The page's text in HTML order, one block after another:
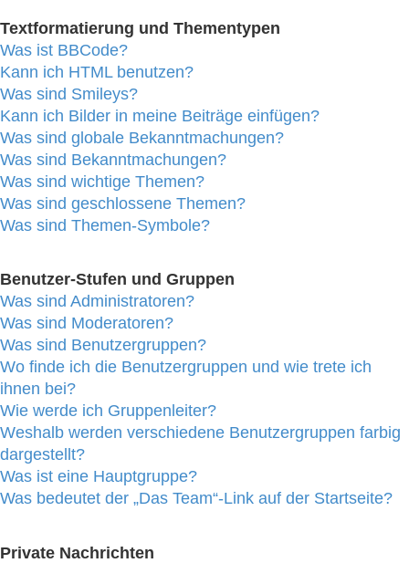
Textformatierung und Thementypen
Was ist BBCode?
Kann ich HTML benutzen?
Was sind Smileys?
Kann ich Bilder in meine Beiträge einfügen?
Was sind globale Bekanntmachungen?
Was sind Bekanntmachungen?
Was sind wichtige Themen?
Was sind geschlossene Themen?
Was sind Themen-Symbole?
Benutzer-Stufen und Gruppen
Was sind Administratoren?
Was sind Moderatoren?
Was sind Benutzergruppen?
Wo finde ich die Benutzergruppen und wie trete ich
ihnen bei?
Wie werde ich Gruppenleiter?
Weshalb werden verschiedene Benutzergruppen farbig
dargestellt?
Was ist eine Hauptgruppe?
Was bedeutet der „Das Team“-Link auf der Startseite?
Private Nachrichten